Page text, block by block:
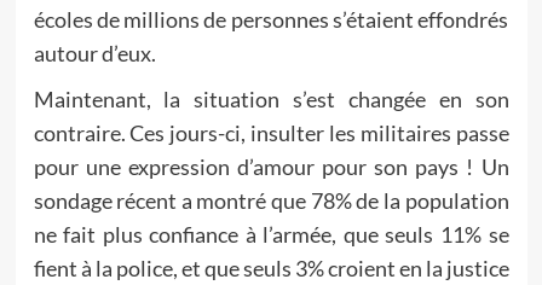
écoles de millions de personnes s’étaient effondrés
autour d’eux.
Maintenant, la situation s’est changée en son
contraire. Ces jours-ci, insulter les militaires passe
pour une expression d’amour pour son pays ! Un
sondage récent a montré que 78% de la population
ne fait plus confiance à l’armée, que seuls 11% se
fient à la police, et que seuls 3% croient en la justice